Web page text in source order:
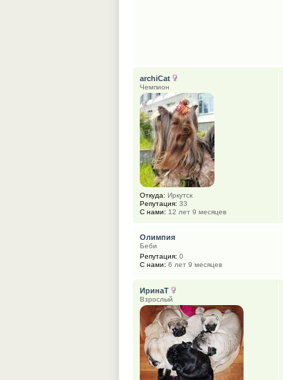
archiCat
Чемпион
Откуда: Иркутск
Репутация: 33
С нами: 12 лет 9 месяцев
Олимпия
Беби
Репутация: 0
С нами: 6 лет 9 месяцев
ИринаТ
Взрослый